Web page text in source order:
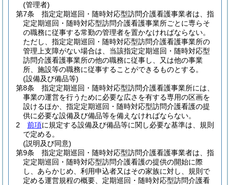
(管理者)
第7条
指定定期巡回・随時対応型訪問介護看護事業者は、指
定定期巡回・随時対応型訪問介護看護事業所ごとに専らそ
の職務に従事する常勤の管理者を置かなければならない。
ただし、指定定期巡回・随時対応型訪問介護看護事業所の
管理上支障がない場合は、当該指定定期巡回・随時対応型
訪問介護看護事業所の他の職務に従事し、又は他の事業
所、施設等の職務に従事することができるものとする。
(設備及び備品等)
第8条
指定定期巡回・随時対応型訪問介護看護事業所には、
事業の運営を行うために必要な広さを有する専用の区画を
設けるほか、指定定期巡回・随時対応型訪問介護看護の提
供に必要な設備及び備品等を備えなければならない。
2
前項に規定する設備及び備品等に関し必要な基準は、規則
で定める。
(説明及び同意)
第9条
指定定期巡回・随時対応型訪問介護看護事業者は、指
定定期巡回・随時対応型訪問介護看護の提供の開始に際
し、あらかじめ、利用申込者又はその家族に対し、規則で
定める運営規程の概要、定期巡回・随時対応型訪問介護看